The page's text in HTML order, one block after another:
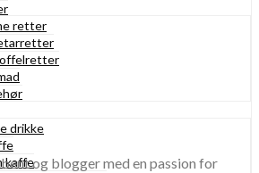
retter
drikke
kaffeog blogger med en passion for